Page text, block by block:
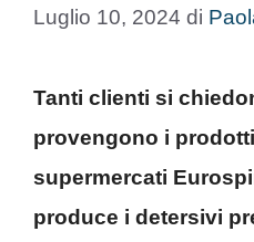
Luglio 10, 2024 di
Tanti clienti si
provengono i
supermercati
produce i detersivi